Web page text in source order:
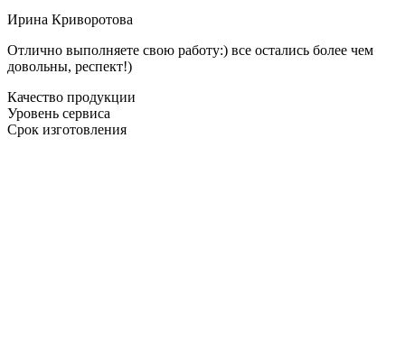
Ирина Криворотова
Отлично выполняете свою работу:) все остались более чем
довольны, респект!)
Качество продукции
Уровень сервиса
Срок изготовления